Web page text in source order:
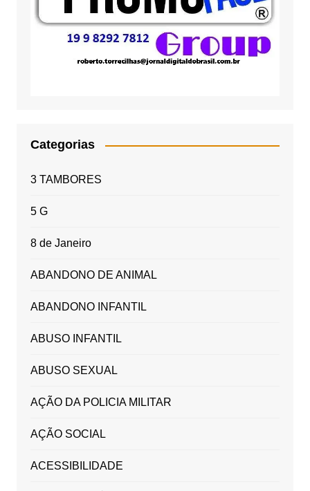
Categorias
3 TAMBORES
5 G
8 de Janeiro
ABANDONO DE ANIMAL
ABANDONO INFANTIL
ABUSO INFANTIL
ABUSO SEXUAL
AÇÃO DA POLICIA MILITAR
AÇÃO SOCIAL
ACESSIBILIDADE